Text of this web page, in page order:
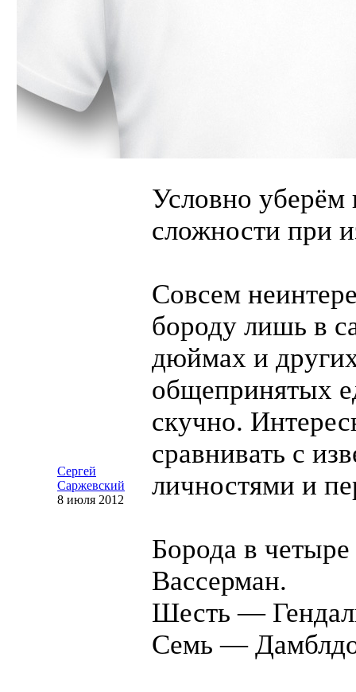
Сергей
Саржевский
8 июля 2012
Условно уберём
сложности при
Совсем
бороду лишь в
дюймах и
общепринятых
скучно.
сравнивать с
личностями и
Борода в
Вассерман.
Шесть —
Семь —